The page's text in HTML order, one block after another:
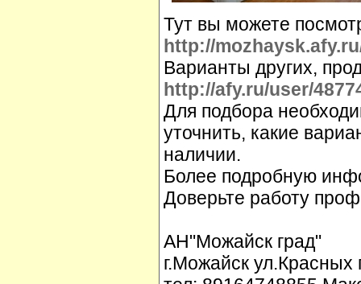
Тут вы можете
http://
Варианты других,
http://afy.ru/user/
Для подбора
уточнить, какие
наличии.
Более подробную
Доверьте работу
АН"Можайск град"
г.Можайск